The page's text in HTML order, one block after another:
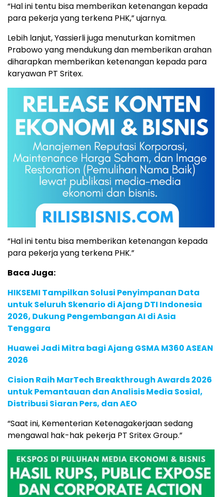
“Hal ini tentu bisa memberikan ketenangan kepada
para pekerja yang terkena PHK,” ujarnya.
Lebih lanjut, Yassierli juga menuturkan komitmen
Prabowo yang mendukung dan memberikan arahan
diharapkan memberikan ketenangan kepada para
karyawan PT Sritex.
“Hal ini tentu bisa memberikan ketenangan kepada
para pekerja yang terkena PHK.”
Baca Juga:
HIKSEMI Tampilkan Solusi Penyimpanan Data
untuk Seluruh Skenario di Ajang DTI Indonesia
2026, Dukung Pengembangan AI di Asia
Tenggara
Huawei Jadi Mitra bagi Ajang GSMA M360 ASEAN
2026
Cision Raih MarTech Breakthrough Awards 2026
untuk Pemantauan dan Analisis Media Sosial,
Distribusi Siaran Pers, dan AEO
“Saat ini, Kementerian Ketenagakerjaan sedang
mengawal hak-hak pekerja PT Sritex Group.”